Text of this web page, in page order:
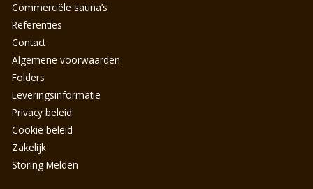
Commerciële sauna’s
Referenties
Contact
Algemene voorwaarden
Folders
Leveringsinformatie
Privacy beleid
Cookie beleid
Zakelijk
Storing Melden